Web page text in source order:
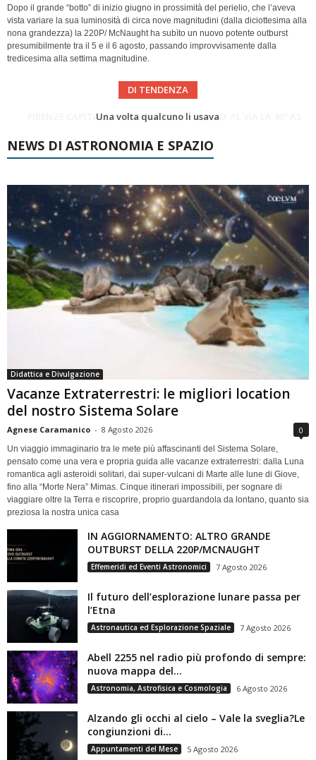
Dopo il grande “botto” di inizio giugno in prossimità del perielio, che l’aveva
vista variare la sua luminosità di circa nove magnitudini (dalla diciottesima alla
nona grandezza) la 220P/ McNaught ha subìto un nuovo potente outburst
presumibilmente tra il 5 e il 6 agosto, passando improvvisamente dalla
tredicesima alla settima magnitudine.
DI TENDENZA
Cielo del Mese di Agosto 2026
NEWS DI ASTRONOMIA E SPAZIO
Didattica e Divulgazione
Vacanze Extraterrestri: le migliori location
del nostro Sistema Solare
Agnese Caramanico - 8 Agosto 2026 0
Un viaggio immaginario tra le mete più affascinanti del Sistema Solare,
pensato come una vera e propria guida alle vacanze extraterrestri: dalla Luna
romantica agli asteroidi solitari, dai super-vulcani di Marte alle lune di Giove,
fino alla “Morte Nera” Mimas. Cinque itinerari impossibili, per sognare di
viaggiare oltre la Terra e riscoprire, proprio guardandola da lontano, quanto sia
preziosa la nostra unica casa
IN AGGIORNAMENTO: ALTRO GRANDE
OUTBURST DELLA 220P/MCNAUGHT
Effemeridi ed Eventi Astronomici 7 Agosto 2026
Il futuro dell’esplorazione lunare passa per
l’Etna
Astronautica ed Esplorazione Spaziale 7 Agosto 2026
Abell 2255 nel radio più profondo di sempre:
nuova mappa del...
Astronomia, Astrofisica e Cosmologia 6 Agosto 2026
Alzando gli occhi al cielo – Vale la sveglia?Le
congiunzioni di...
Appuntamenti del Mese 5 Agosto 2026